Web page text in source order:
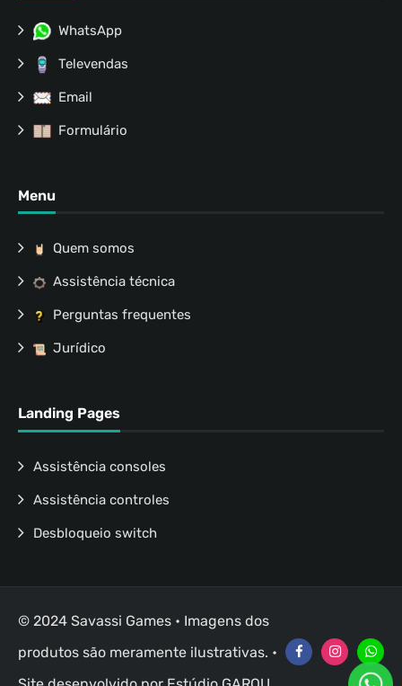
WhatsApp
Televendas
Email
Formulário
Menu
Quem somos
Assistência técnica
Perguntas frequentes
Jurídico
Landing Pages
Assistência consoles
Assistência controles
Desbloqueio switch
© 2024 Savassi Games • Imagens dos
produtos são meramente ilustrativas. •